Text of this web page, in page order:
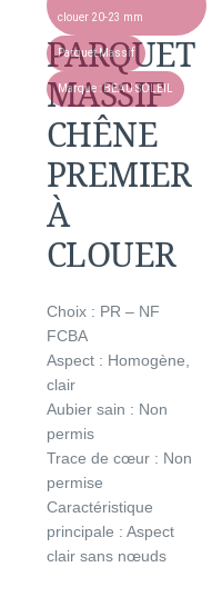
PARQUET
MASSIF
CHÊNE
PREMIER
À
CLOUER
Choix : PR – NF
FCBA
Aspect : Homogène,
clair
Aubier sain : Non
permis
Trace de cœur : Non
permise
Caractéristique
principale : Aspect
clair sans nœuds
clouer 20-23 mm
Parquet Massif
Marque :BEAU SOLEIL